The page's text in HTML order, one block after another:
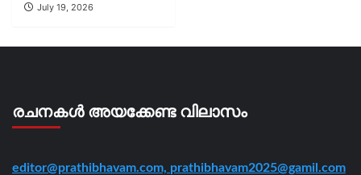
July 19, 2026
രചനകൾ അയക്കേണ്ട വിലാസം
editor@prathibhavam.com, prathibhavam2025@gamil.com